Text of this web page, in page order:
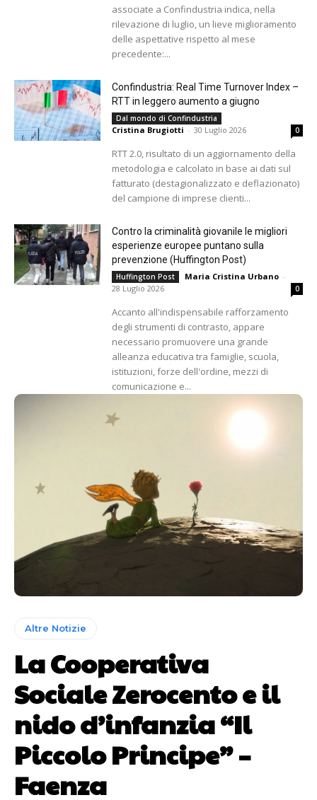
associate a Confindustria indica, nella
rilevazione di luglio, un lieve miglioramento
delle aspettative rispetto al mese
precedente:...
Confindustria: Real Time Turnover Index –
RTT in leggero aumento a giugno
Dal mondo di Confindustria
Cristina Brugiotti - 30 Luglio 2026 0
RTT 2.0, risultato di un aggiornamento della
metodologia e calcolato in base ai dati sul
fatturato (destagionalizzato e deflazionato)
del campione di imprese clienti...
Contro la criminalità giovanile le migliori
esperienze europee puntano sulla
prevenzione (Huffington Post)
Huffington Post Maria Cristina Urbano -
28 Luglio 2026
0
Accanto all'indispensabile rafforzamento
degli strumenti di contrasto, appare
necessario promuovere una grande
alleanza educativa tra famiglie, scuola,
istituzioni, forze dell'ordine, mezzi di
comunicazione e...
Altre Notizie
La Cooperativa
Sociale Zerocento e il
nido d’infanzia “Il
Piccolo Principe” –
Faenza